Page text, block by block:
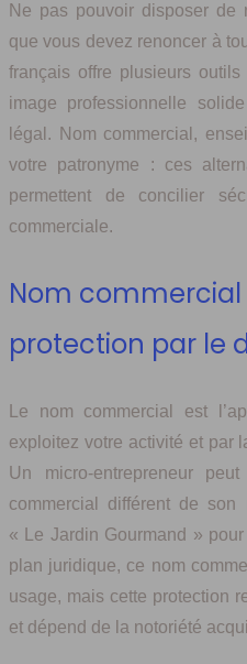
Ne pas pouvoir disposer
que vous devez renoncer à
français offre plusieurs
image professionnelle
légal. Nom commercial,
votre patronyme : ces
permettent de concilier
commerciale.
Nom commercial
protection par le
Le nom commercial est
exploitez votre activité et par
Un micro-entrepreneur
commercial différent de
« Le Jardin Gourmand »
plan juridique, ce nom
usage, mais cette protection
et dépend de la notoriété